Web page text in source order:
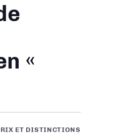
«
ET DISTINCTIONS